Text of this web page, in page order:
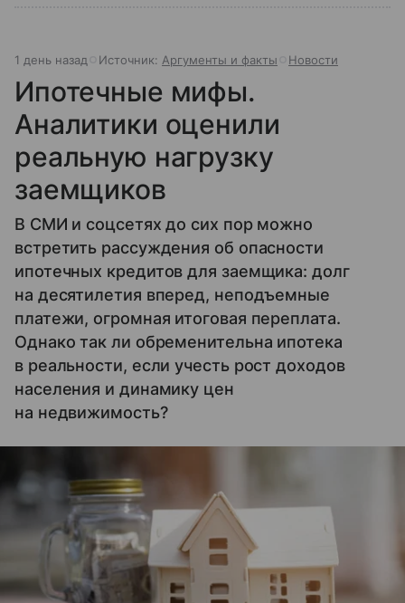
1 день назад Источник: Аргументы и факты Новости
Ипотечные мифы.
Аналитики оценили
реальную нагрузку
заемщиков
В СМИ и соцсетях до сих пор можно
встретить рассуждения об опасности
ипотечных кредитов для заемщика: долг
на десятилетия вперед, неподъемные
платежи, огромная итоговая переплата.
Однако так ли обременительна ипотека
в реальности, если учесть рост доходов
населения и динамику цен
на недвижимость?